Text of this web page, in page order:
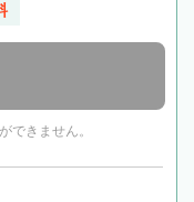
できません。